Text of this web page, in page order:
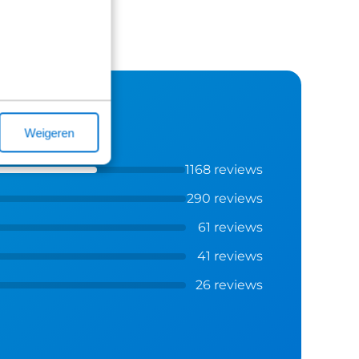
Weigeren
1168 reviews
290 reviews
61 reviews
41 reviews
26 reviews